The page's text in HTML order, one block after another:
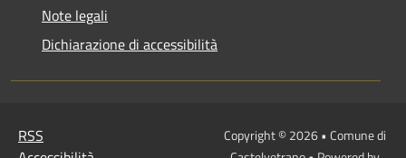
Note legali
Dichiarazione di accessibilità
RSS
Copyright © 2026 • Comune di